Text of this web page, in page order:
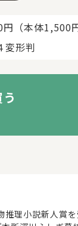
（本体1,500
変形判
理小説新人賞を